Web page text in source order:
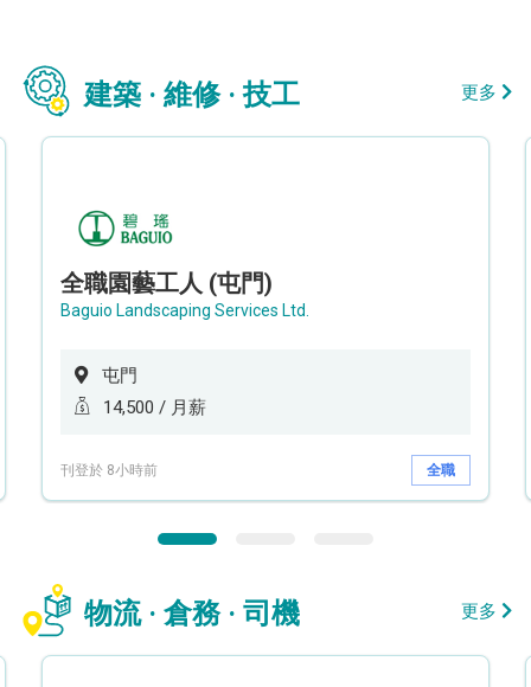
建築 · 維修 · 技工 更多
全職園藝工人 (屯門)
Baguio Landscaping Services Ltd.
屯門
14,500 / 月薪
刊登於 8小時前 全職
物流 · 倉務 · 司機 更多